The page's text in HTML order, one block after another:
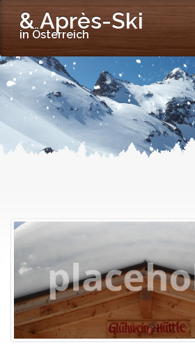
& Après-Ski
in Österreich